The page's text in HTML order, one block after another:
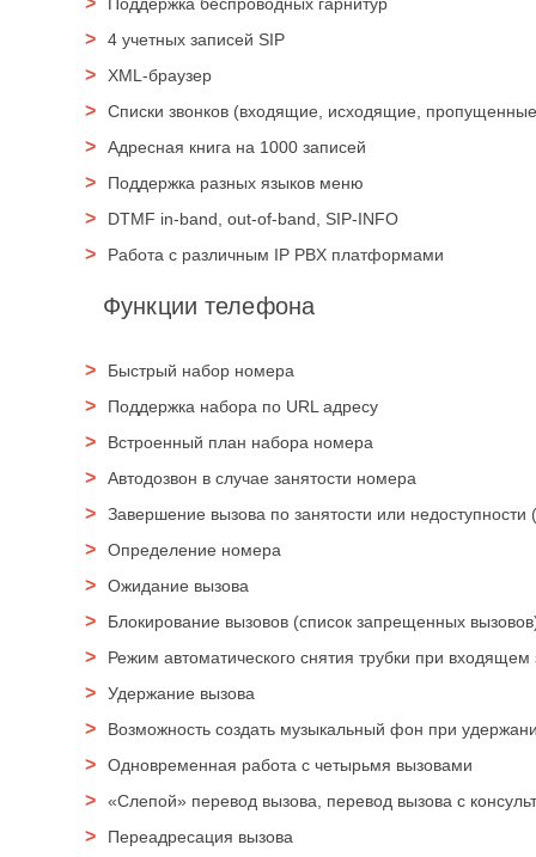
4 учетных записей SIP
XML-браузер
Списки звонков (входящие, исходящие,
Адресная книга на 1000 записей
Поддержка разных языков меню
DTMF in-band, out-of-band, SIP-INFO
Работа с различным IP PBX платформами
Функции телефона
Быстрый набор номера
Поддержка набора по URL адресу
Встроенный план набора номера
Автодозвон в случае занятости номера
Завершение вызова по занятости или
Определение номера
Ожидание вызова
Блокирование вызовов (список запрещенных
Режим автоматического снятия трубки при входящем
Удержание вызова
Возможность создать музыкальный фон при
Одновременная работа с четырьмя вызовами
«Слепой» перевод вызова, перевод вызова с
Переадресация вызова